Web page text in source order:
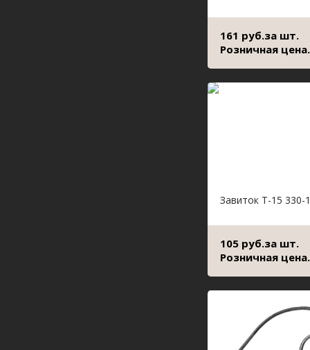
161 руб.за шт.
Розничная цена.
Завиток Т-15 330-
105 руб.за шт.
Розничная цена.